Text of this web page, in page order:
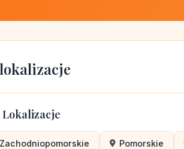
Lokalizacje
Zachodniopomorskie Pomorskie